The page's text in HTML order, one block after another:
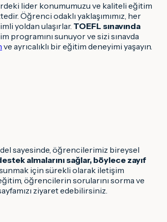
lider konumumuzu ve kaliteli eğitim
Öğrenci odaklı yaklaşımımız, her
yoldan ulaşırlar. TOEFL sınavında
programını sunuyor ve sizi sınavda
ve ayrıcalıklı bir eğitim deneyimi yaşayın.
sayesinde, öğrencilerimiz bireysel
almalarını sağlar, böylece zayıf
için sürekli olarak iletişim
öğrencilerin sorularını sorma ve
ziyaret edebilirsiniz.